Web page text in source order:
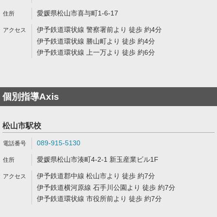
愛媛県松山市喜与町1-6-17
伊予鉄道環状線 警察署前より 徒歩 約4分
伊予鉄道環状線 勝山町より 徒歩 約4分
伊予鉄道環状線 上一万より 徒歩 約6分
個別指導Axis
松山市駅校
089-915-5130
愛媛県松山市湊町4-2-1 新玉産業ビル1F
伊予鉄道郡中線 松山市より 徒歩 約7分
伊予鉄道横河原線 石手川公園より 徒歩 約7分
伊予鉄道環状線 市役所前より 徒歩 約7分